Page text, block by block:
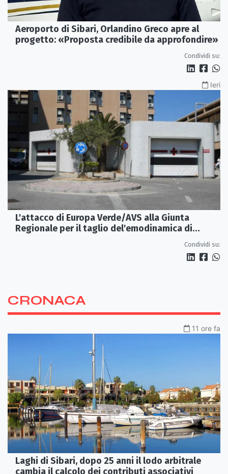
Aeroporto di Sibari, Orlandino Greco apre al
progetto: «Proposta credibile da approfondire»
Condividi su:
Ieri
L'attacco di Europa Verde/AVS alla Giunta
Regionale per il taglio del'emodinamica di
Condividi su:
CRONACA
11 ore fa
Laghi di Sibari, dopo 25 anni il lodo arbitrale
cambia il calcolo dei contributi associativi